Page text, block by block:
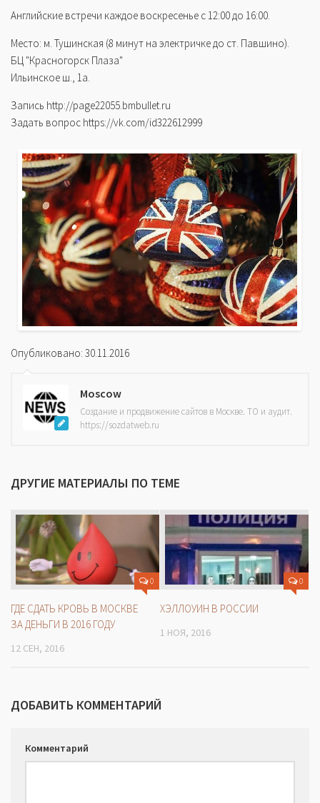
Английские встречи каждое воскресенье с 12:00 до 16:00.
Место: м. Тушинская (8 минут на электричке до ст. Павшино).
БЦ "Красногорск Плаза"
Ильинское ш., 1а.
Запись http://page22055.bmbullet.ru
Задать вопрос https://vk.com/id322612999
Опубликовано: 30.11.2016
Moscow
Создание и продвижение сайтов в Москве. ТО и аудит.
https://sozdatweb.ru
ДРУГИЕ МАТЕРИАЛЫ ПО ТЕМЕ
0
ГДЕ СДАТЬ КРОВЬ В МОСКВЕ
ЗА ДЕНЬГИ В 2016 ГОДУ
12 СЕН, 2016
0
ХЭЛЛОУИН В РОССИИ
1 НОЯ, 2016
ДОБАВИТЬ КОММЕНТАРИЙ
Комментарий